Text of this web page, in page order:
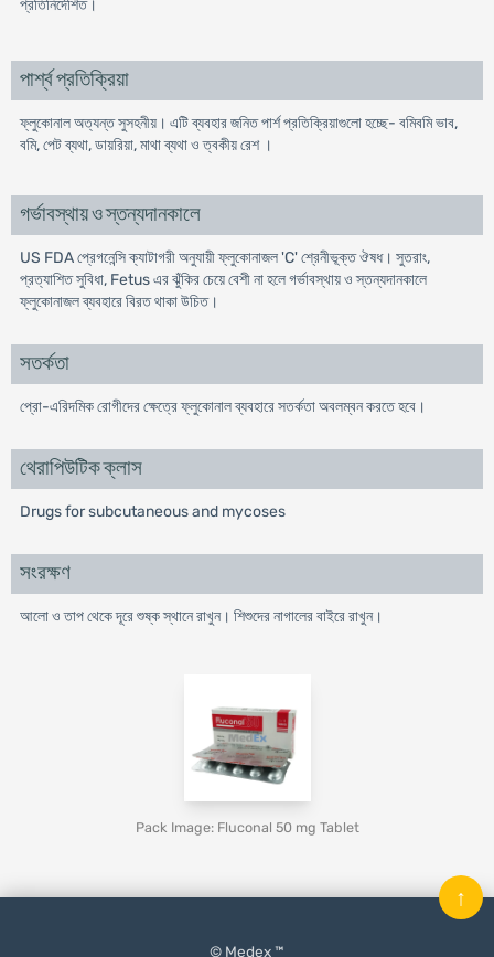
প্রতিনির্দেশিত।
পার্শ্ব প্রতিক্রিয়া
ফ্লুকোনাল অত্যন্ত সুসহনীয়। এটি ব্যবহার জনিত পার্শ প্রতিক্রিয়াগুলো হচ্ছে- বমিবমি ভাব,
বমি, পেট ব্যথা, ডায়রিয়া, মাথা ব্যথা ও ত্বকীয় রেশ ।
গর্ভাবস্থায় ও স্তন্যদানকালে
US FDA প্রেগনেন্সি ক্যাটাগরী অনুযায়ী ফ্লুকোনাজল 'C' শ্রেনীভূক্ত ঔষধ। সুতরাং,
প্রত্যাশিত সুবিধা, Fetus এর ঝুঁকির চেয়ে বেশী না হলে গর্ভাবস্থায় ও স্তন্যদানকালে
ফ্লুকোনাজল ব্যবহারে বিরত থাকা উচিত।
সতর্কতা
প্রো-এরিদমিক রোগীদের ক্ষেত্রে ফ্লুকোনাল ব্যবহারে সতর্কতা অবলম্বন করতে হবে।
থেরাপিউটিক ক্লাস
Drugs for subcutaneous and mycoses
সংরক্ষণ
আলো ও তাপ থেকে দূরে শুষ্ক স্থানে রাখুন। শিশুদের নাগালের বাইরে রাখুন।
Pack Image: Fluconal 50 mg Tablet
© Medex ™
↑